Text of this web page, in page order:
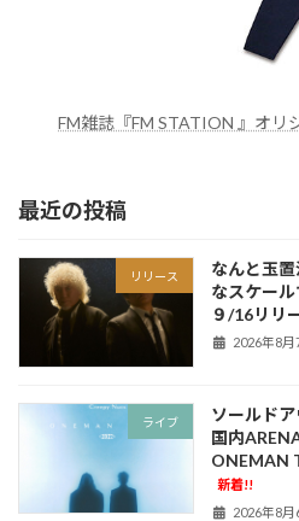
FM雑誌『FM STATION 』オリ
最近の投稿
リリース
なんと玉
なスケー
９/16リリ
2026年8月
ライブ
ソールド
国内
ONEMAN
新着!!
2026年8月